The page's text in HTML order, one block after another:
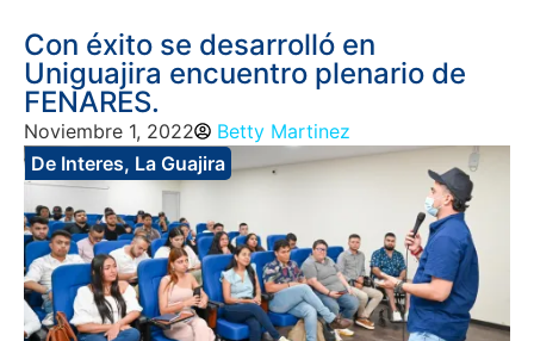
Con éxito se desarrolló en
Uniguajira encuentro plenario de
FENARES.
Noviembre 1, 2022
Betty Martinez
De Interes, La Guajira